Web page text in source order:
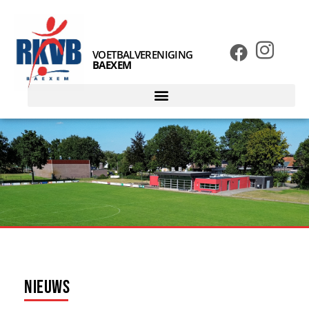
VOETBALVERENIGING
BAEXEM
Nieuws